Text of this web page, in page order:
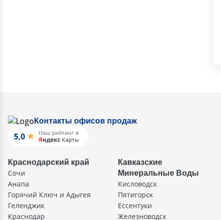
Контакты офисов продаж
Краснодарский край
Сочи
Анапа
Горячий Ключ и Адыгея
Геленджик
Краснодар
Кавказские
Минеральные Воды
Кисловодск
Пятигорск
Ессентуки
Железноводск